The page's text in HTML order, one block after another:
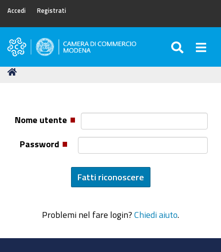
Accedi Registrati
Camera
Commercio
Tu
Nome utente
Password
Problemi nel fare login? Chiedi aiuto